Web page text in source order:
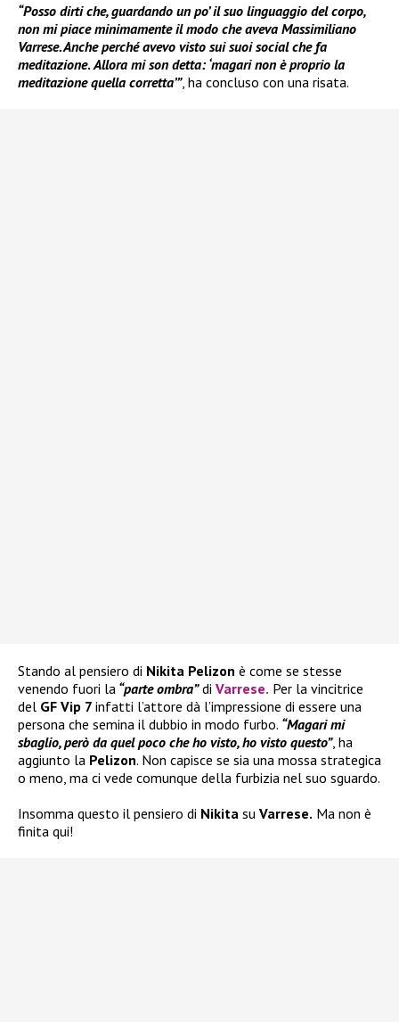
“Posso dirti che, guardando un po’ il suo linguaggio del corpo,
non mi piace minimamente il modo che aveva Massimiliano
Varrese. Anche perché avevo visto sui suoi social che fa
meditazione. Allora mi son detta: ‘magari non è proprio la
meditazione quella corretta’”, ha concluso con una risata.
Stando al pensiero di Nikita Pelizon è come se stesse
venendo fuori la “parte ombra”di Varrese. Per la vincitrice
del GF Vip 7 infatti l’attore dà l’impressione di essere una
persona che semina il dubbio in modo furbo. “Magari mi
sbaglio, però da quel poco che ho visto, ho visto questo”, ha
aggiunto la Pelizon. Non capisce se sia una mossa strategica
o meno, ma ci vede comunque della furbizia nel suo sguardo.
Insomma questo il pensiero di Nikita su Varrese. Ma non è
finita qui!